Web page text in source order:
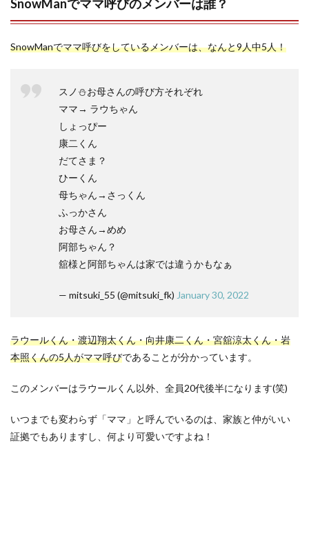
SnowManでママ呼びのメンバーは誰？
SnowManでママ呼びをしているメンバーは、なんと9人中5人！
スノ⛄️お母さんの呼び方それぞれ
ママ→ ラウちゃん
しょっぴー
康二くん
だてさま？
ひーくん
母ちゃん→さっくん
ふっかさん
お母さん→めめ
阿部ちゃん？
舘様と阿部ちゃんは家では違うかもなぁ
— mitsuki_55 (@mitsuki_fk) January 30, 2022
ラウールくん・渡辺翔太くん・向井康二くん・宮舘涼太くん・岩
本照くんの5人がママ呼びであることが分かっています。
このメンバーはラウールくん以外、全員20代後半になります(笑)
いつまでも変わらず「ママ」と呼んでいるのは、家族と仲がいい
証拠でもありますし、何より可愛いですよね！